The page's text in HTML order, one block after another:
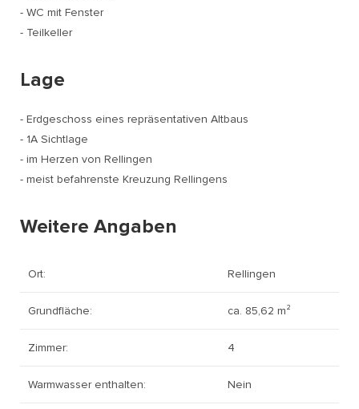
- WC mit Fenster
- Teilkeller
Lage
- Erdgeschoss eines repräsentativen Altbaus
- 1A Sichtlage
- im Herzen von Rellingen
- meist befahrenste Kreuzung Rellingens
Weitere Angaben
Ort: Rellingen
Grundfläche: ca. 85,62 m²
Zimmer: 4
Warmwasser enthalten: Nein